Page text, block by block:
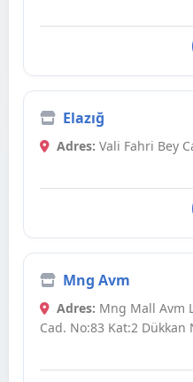
Elazığ
Adres: Vali Fahri Bey
Mng Avm
Adres: Mng Mall Avm
Cad. No:83 Kat:2